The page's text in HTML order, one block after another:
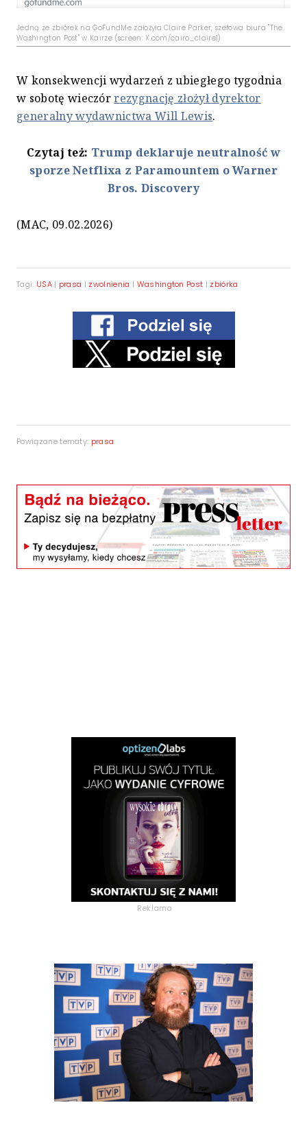
Jedną ze zbiórek na GoFundMe założyła Claire Parker, szefowa biura "The
Washington Post" w Kairze (screen: X.com/cairo_claire1)
W konsekwencji wydarzeń z ubiegłego tygodnia
w sobotę wieczórrezygnację złożył dyrektor
generalny wydawnictwa Will Lewis.
Czytaj też: Trump deklaruje neutralność w
sporze Netflixa z Paramountem o Warner
Bros. Discovery
(MAC, 09.02.2026)
Tagi: USA | prasa | zwolnienia | Washington Post | zbiórka
Powiązane tematy: prasa
Reklama